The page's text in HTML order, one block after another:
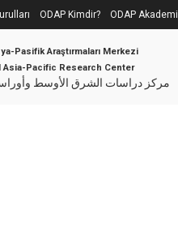
ODAP Kimdir? ODAP Akademi
Pasifik Araştırmaları Merkezi
Asia-Pacific Research Center
مركز دراسات الشرق الأوسط